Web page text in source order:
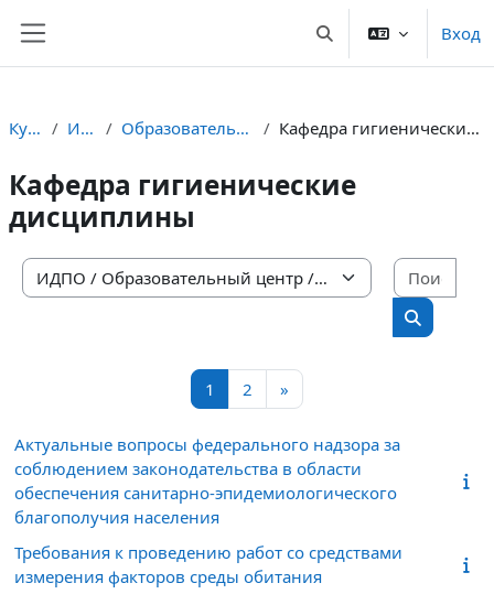
Изменить данныеВход
Курсы ИДПО Образовательный центр Кафедра гигиенические дисциплины
Кафедра гигиенические
дисциплины
Категории курсов
Поиск
1 Страница 1
2 Страница 2
»
Актуальные вопросы федерального надзора за
соблюдением законодательства в области
обеспечения санитарно-эпидемиологического
благополучия населения
Требования к проведению работ со средствами
измерения факторов среды обитания